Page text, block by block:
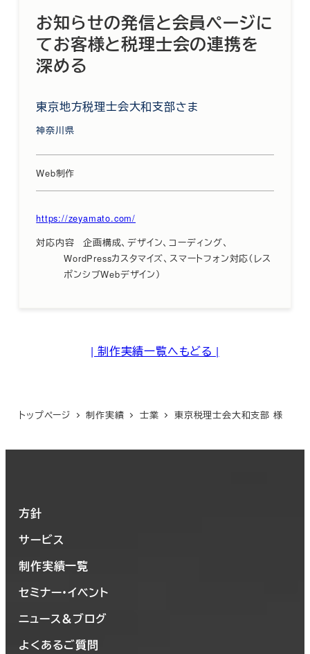
お知らせの発信と会員ページに
てお客様と税理士会の連携を
深める
東京地方税理士会大和支部さま
神奈川県
Web制作
https://zeyamato.com/
対応内容
企画構成、デザイン、コーディング、
WordPressカスタマイズ、スマートフォン対応（レス
ポンシブWebデザイン）
| 制作実績一覧へもどる |
トップページ 制作実績 士業 東京税理士会大和支部 様
方針
サービス
制作実績一覧
セミナー・イベント
ニュース＆ブログ
よくあるご質問